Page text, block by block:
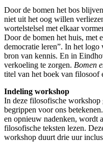
Door de bomen het bos
niet uit het oog willen
wortelstelsel met elkaar
Door de bomen het huis, met
democratie leren”. In het
bron van kennis. En in
verkoeling te zorgen. Bomen
titel van het boek van filosoof
Indeling workshop
In deze filosofische workshop
begrippen voor ons
en opnieuw nadenken, wordt
filosofische teksten lezen.
workshop duurt drie uur